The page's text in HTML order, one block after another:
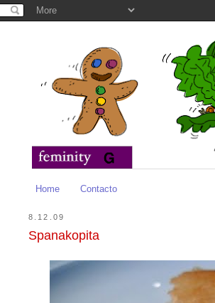
Home Contacto
8.12.09
Spanakopita